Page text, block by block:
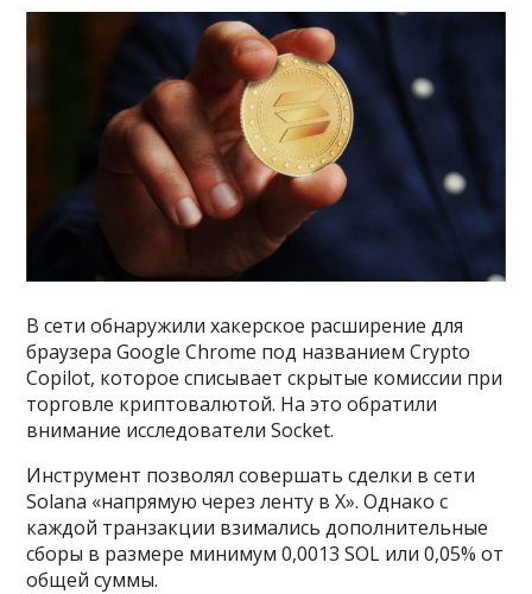
В сети обнаружили хакерское расширение для
браузера Google Chrome под названием Crypto
Copilot, которое списывает скрытые комиссии при
торговле криптовалютой. На это обратили
внимание исследователи Socket.
Инструмент позволял совершать сделки в сети
Solana «напрямую через ленту в X». Однако с
каждой транзакции взимались дополнительные
сборы в размере минимум 0,0013 SOL или 0,05% от
общей суммы.